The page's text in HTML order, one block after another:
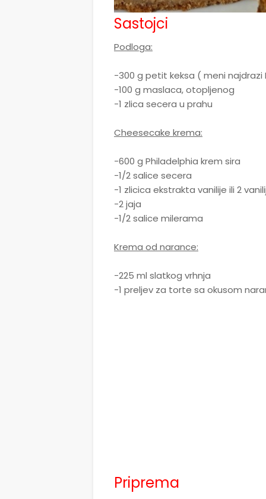
Sastojci
Podloga:
-300 g petit keksa ( meni najdrazi
-100 g maslaca, otopljenog
-1 zlica secera u prahu
Cheesecake krema:
-600 g Philadelphia krem sira
-1/2 salice secera
-1 zlicica ekstrakta vanilije ili 2
-2 jaja
-1/2 salice milerama
Krema od narance:
-225 ml slatkog vrhnja
-1 preljev za torte sa okusom
Priprema